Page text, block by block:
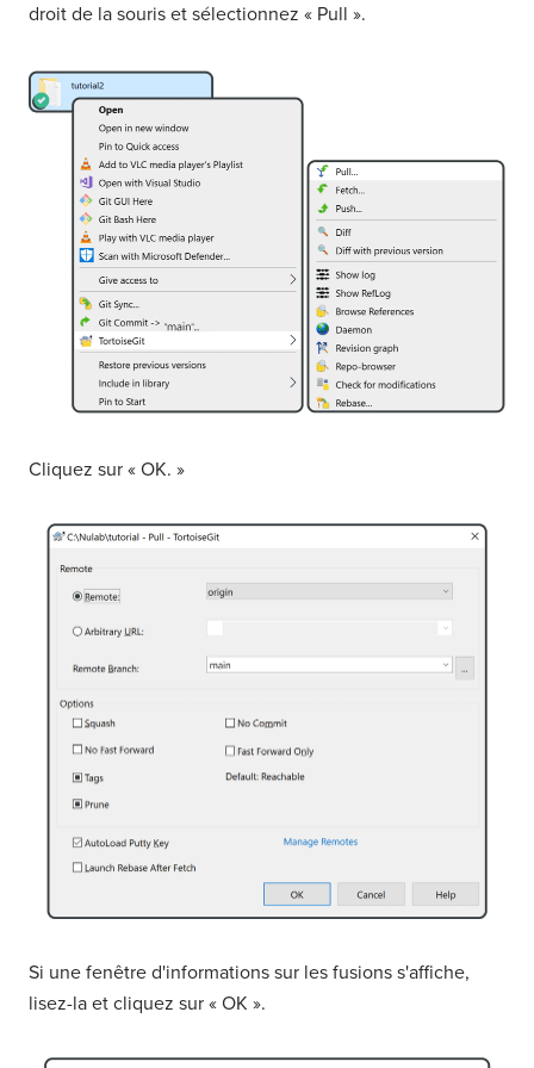
droit de la souris et sélectionnez « Pull ».
Cliquez sur « OK. »
Si une fenêtre d'informations sur les fusions s'affiche,
lisez-la et cliquez sur « OK ».